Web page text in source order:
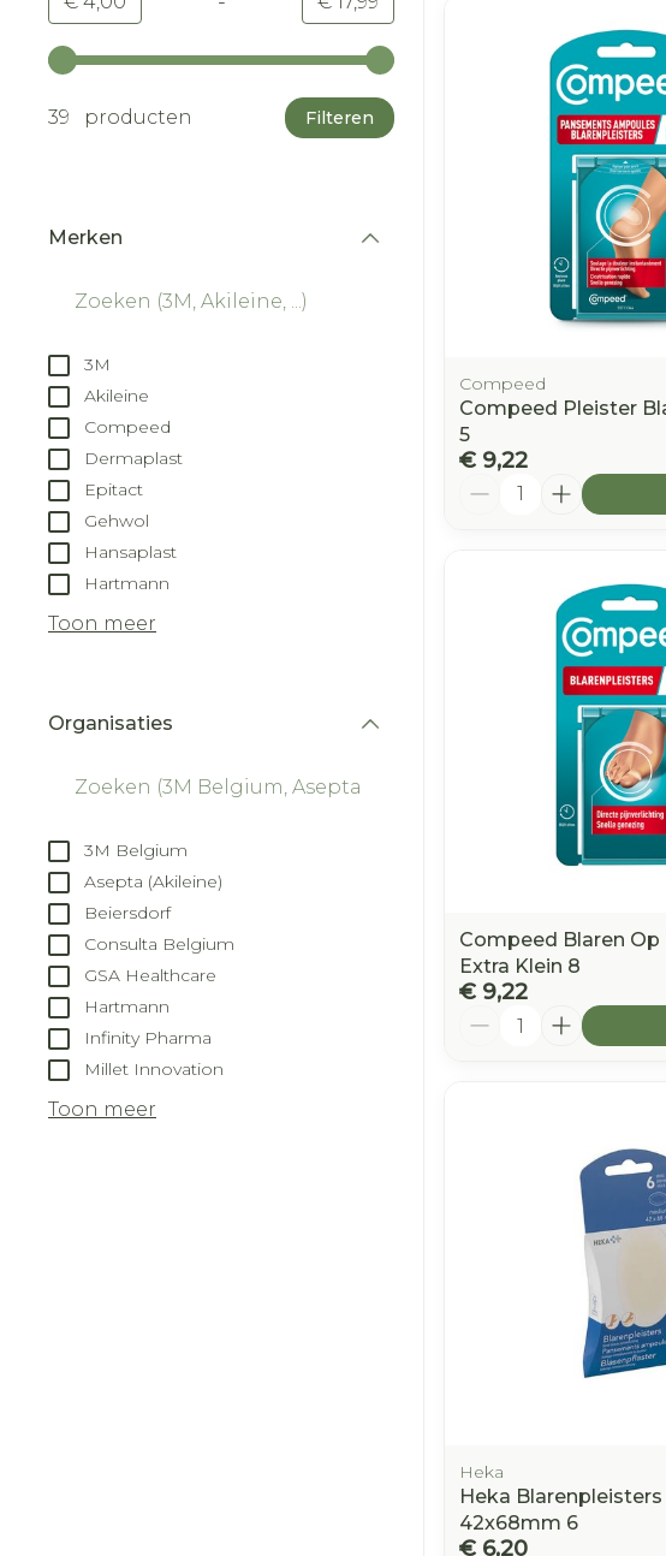
Gebruik de pijltjestoetsen links en rechts om de minimale en
39 producten Filteren
Merken
3M
Akileine
Compeed
Dermaplast
Epitact
Gehwol
Hansaplast
Hartmann
Toon meer
Organisaties
3M Belgium
Asepta (Akileine)
Beiersdorf
Consulta Belgium
GSA Healthcare
Hartmann
Infinity Pharma
Millet Innovation
Toon meer
Compeed
Compeed Pleister
5
€ 9,22
Aantal
Compeed Blaren Op
Extra Klein 8
€ 9,22
Aantal
Heka
Heka
42x68mm 6
€ 6,20